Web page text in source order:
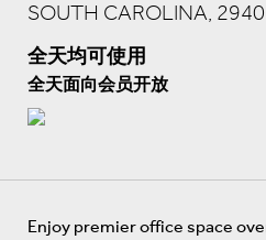
SOUTH CAROLINA,
全天均可使用
全天面向会员开放
Enjoy premier office space